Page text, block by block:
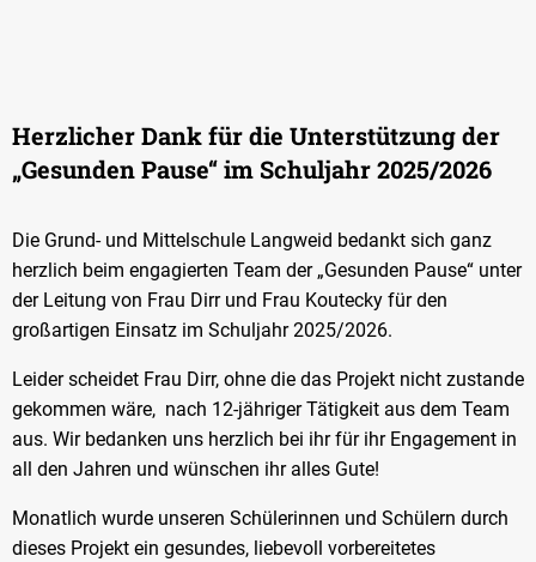
Herzlicher Dank für die Unterstützung der
„Gesunden Pause“ im Schuljahr 2025/2026
Die Grund- und Mittelschule Langweid bedankt sich ganz
herzlich beim engagierten Team der „Gesunden Pause“ unter
der Leitung von Frau Dirr und Frau Koutecky für den
großartigen Einsatz im Schuljahr 2025/2026.
Leider scheidet Frau Dirr, ohne die das Projekt nicht zustande
gekommen wäre, nach 12-jähriger Tätigkeit aus dem Team
aus. Wir bedanken uns herzlich bei ihr für ihr Engagement in
all den Jahren und wünschen ihr alles Gute!
Monatlich wurde unseren Schülerinnen und Schülern durch
dieses Projekt ein gesundes, liebevoll vorbereitetes